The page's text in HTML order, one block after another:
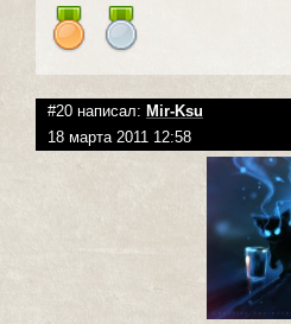
#20 написал: Mir-Ksu
18 марта 2011 12:58